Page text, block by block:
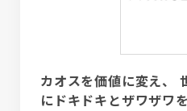
カオスを価値に変え、
にドキドキとザワザワ